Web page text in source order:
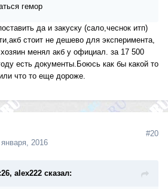
гемор
да и закуску (сало,чеснок итп)
стоит не дешево для эксперимента,
менял акб у официал. за 17 500
есть документы.Боюсь как бы какой то
что то еще дороже.
2016
#20
alex222 сказал: